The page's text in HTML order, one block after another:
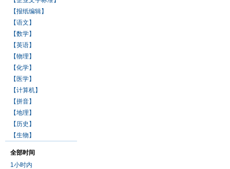
【报纸编辑】
【语文】
【数学】
【英语】
【物理】
【化学】
【医学】
【计算机】
【拼音】
【地理】
【历史】
【生物】
全部时间
1小时内